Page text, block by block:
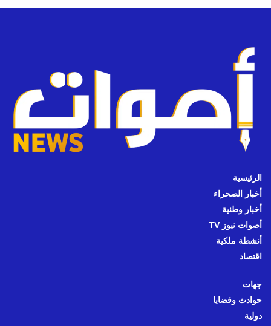
الرئيسية
أخبار الصحراء
أخبار وطنية
أصوات نيوز TV
أنشطة ملكية
اقتصاد
جهات
حوادث وقضايا
دولية